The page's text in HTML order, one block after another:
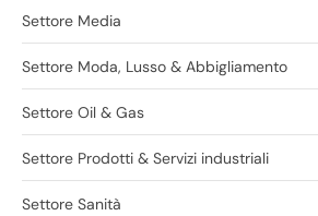
Settore Media
Settore Moda, Lusso & Abbigliamento
Settore Oil & Gas
Settore Prodotti & Servizi industriali
Settore Sanità